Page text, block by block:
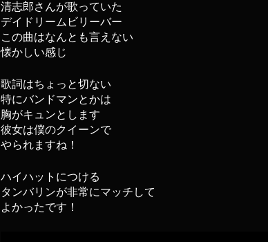
清志郎さんが歌っていた
デイドリームビリーバー
この曲はなんとも言えない
懐かしい感じ
歌詞はちょっと切ない
特にバンドマンとかは
胸がキュンとします
彼女は僕のクイーンで
やられますね！
ハイハットにつける
タンバリンが非常にマッチして
よかったです！